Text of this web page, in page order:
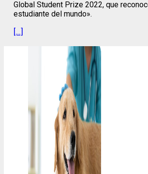
Global Student Prize 2022, que
estudiante del mundo».
[…]